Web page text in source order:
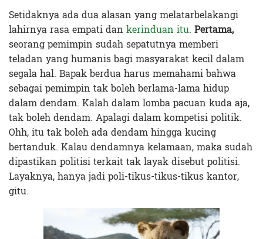
Setidaknya ada dua alasan yang melatarbelakangi
lahirnya rasa empati dan kerinduan itu. Pertama,
seorang pemimpin sudah sepatutnya memberi
teladan yang humanis bagi masyarakat kecil dalam
segala hal. Bapak berdua harus memahami bahwa
sebagai pemimpin tak boleh berlama-lama hidup
dalam dendam. Kalah dalam lomba pacuan kuda aja,
tak boleh dendam. Apalagi dalam kompetisi politik.
Ohh, itu tak boleh ada dendam hingga kucing
bertanduk. Kalau dendamnya kelamaan, maka sudah
dipastikan politisi terkait tak layak disebut politisi.
Layaknya, hanya jadi poli-tikus-tikus-tikus kantor,
gitu.